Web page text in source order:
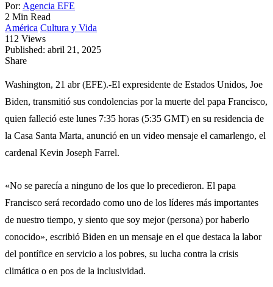
Por: Agencia EFE
2 Min Read
América Cultura y Vida
112 Views
Published: abril 21, 2025
Share
Washington, 21 abr (EFE).-El expresidente de Estados Unidos, Joe
Biden, transmitió sus condolencias por la muerte del papa Francisco,
quien falleció este lunes 7:35 horas (5:35 GMT) en su residencia de
la Casa Santa Marta, anunció en un video mensaje el camarlengo, el
cardenal Kevin Joseph Farrel.
«No se parecía a ninguno de los que lo precedieron. El papa
Francisco será recordado como uno de los líderes más importantes
de nuestro tiempo, y siento que soy mejor (persona) por haberlo
conocido», escribió Biden en un mensaje en el que destaca la labor
del pontífice en servicio a los pobres, su lucha contra la crisis
climática o en pos de la inclusividad.